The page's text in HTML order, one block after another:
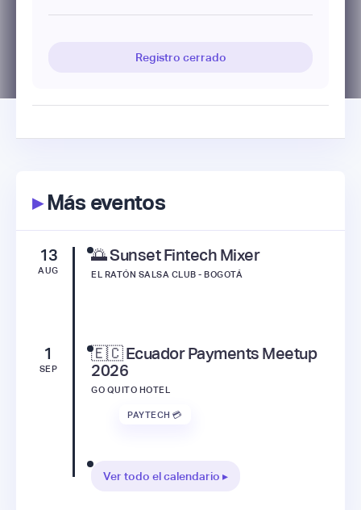
Registro cerrado
▸Más eventos
13
AUG
🌅 Sunset Fintech Mixer
EL RATÓN SALSA CLUB - BOGOTÁ
1
SEP
🇪🇨 Ecuador Payments Meetup
2026
GO QUITO HOTEL
PAYTECH 💳
Ver todo el calendario ▸